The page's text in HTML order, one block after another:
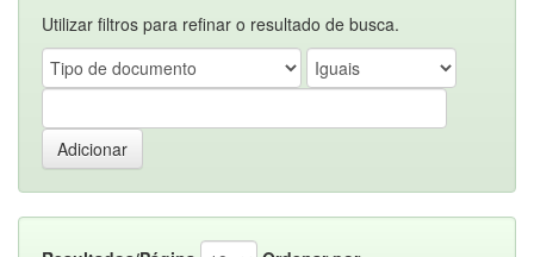
Utilizar filtros para refinar o resultado de busca.